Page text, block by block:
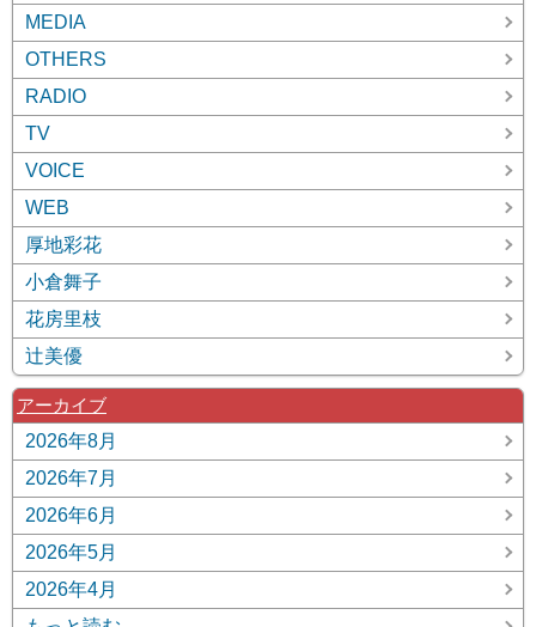
MEDIA
OTHERS
RADIO
TV
VOICE
WEB
厚地彩花
小倉舞子
花房里枝
辻美優
アーカイブ
2026年8月
2026年7月
2026年6月
2026年5月
2026年4月